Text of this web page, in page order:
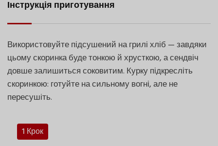
Інструкція приготування
Використовуйте підсушений на грилі хліб — завдяки
цьому скоринка буде тонкою й хрусткою, а сендвіч
довше залишиться соковитим. Курку підкресліть
скоринкою: готуйте на сильному вогні, але не
пересушіть.
1 Крок